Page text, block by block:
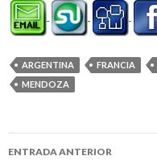
ARGENTINA FRANCIA
MENDOZA
Navegación
ENTRADA ANTERIOR